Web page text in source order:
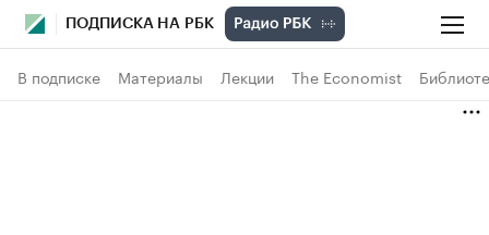
ПОДПИСКА НА РБК
В подписке Материалы Лекции The Economist